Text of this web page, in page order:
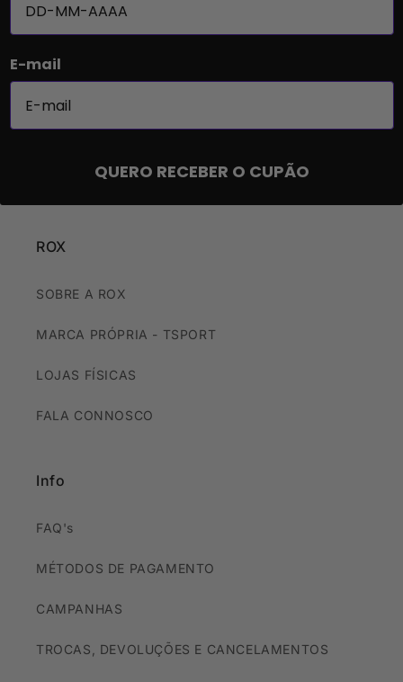
E-mail
QUERO RECEBER O CUPÃO
ROX
SOBRE A ROX
MARCA PRÓPRIA - TSPORT
LOJAS FÍSICAS
FALA CONNOSCO
Info
FAQ's
MÉTODOS DE PAGAMENTO
CAMPANHAS
TROCAS, DEVOLUÇÕES E CANCELAMENTOS